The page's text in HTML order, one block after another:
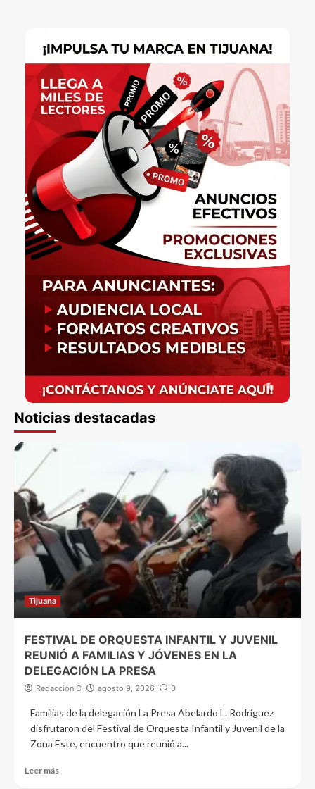
Noticias destacadas
Tijuana
FESTIVAL DE ORQUESTA INFANTIL Y JUVENIL
REUNIÓ A FAMILIAS Y JÓVENES EN LA
DELEGACIÓN LA PRESA
Redacción C agosto 9, 2026 0
Familias de la delegación La Presa Abelardo L. Rodríguez
disfrutaron del Festival de Orquesta Infantil y Juvenil de la
Zona Este, encuentro que reunió a...
Leer más